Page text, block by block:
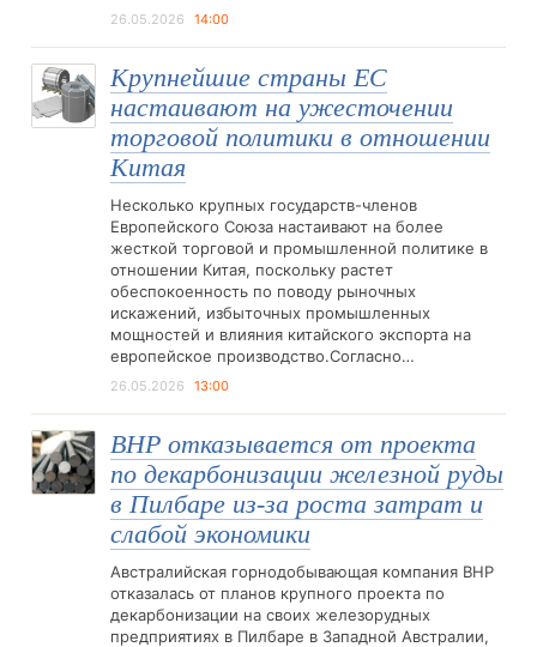
26.05.2026 14:00
Крупнейшие страны ЕС
настаивают на ужесточении
торговой политики в отношении
Китая
Несколько крупных государств-членов
Европейского Союза настаивают на более
жесткой торговой и промышленной политике в
отношении Китая, поскольку растет
обеспокоенность по поводу рыночных
искажений, избыточных промышленных
мощностей и влияния китайского экспорта на
европейское производство.Согласно…
26.05.2026 13:00
BHP отказывается от проекта
по декарбонизации железной руды
в Пилбаре из-за роста затрат и
слабой экономики
Австралийская горнодобывающая компания BHP
отказалась от планов крупного проекта по
декарбонизации на своих железорудных
предприятиях в Пилбаре в Западной Австралии,